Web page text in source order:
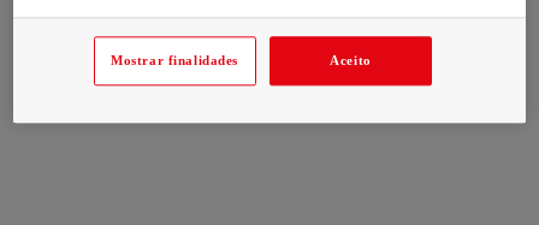
Mostrar finalidades Aceito